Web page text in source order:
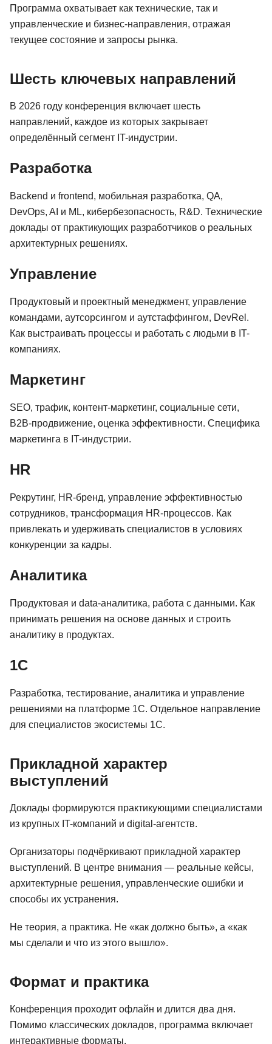
Программа охватывает как технические, так и
управленческие и бизнес-направления, отражая
текущее состояние и запросы рынка.
Шесть ключевых направлений
В 2026 году конференция включает шесть
направлений, каждое из которых закрывает
определённый сегмент IT-индустрии.
Разработка
Backend и frontend, мобильная разработка, QA,
DevOps, AI и ML, кибербезопасность, R&D. Технические
доклады от практикующих разработчиков о реальных
архитектурных решениях.
Управление
Продуктовый и проектный менеджмент, управление
командами, аутсорсингом и аутстаффингом, DevRel.
Как выстраивать процессы и работать с людьми в IT-
компаниях.
Маркетинг
SEO, трафик, контент-маркетинг, социальные сети,
B2B-продвижение, оценка эффективности. Специфика
маркетинга в IT-индустрии.
HR
Рекрутинг, HR-бренд, управление эффективностью
сотрудников, трансформация HR-процессов. Как
привлекать и удерживать специалистов в условиях
конкуренции за кадры.
Аналитика
Продуктовая и data-аналитика, работа с данными. Как
принимать решения на основе данных и строить
аналитику в продуктах.
1С
Разработка, тестирование, аналитика и управление
решениями на платформе 1С. Отдельное направление
для специалистов экосистемы 1С.
Прикладной характер
выступлений
Доклады формируются практикующими специалистами
из крупных IT-компаний и digital-агентств.
Организаторы подчёркивают прикладной характер
выступлений. В центре внимания — реальные кейсы,
архитектурные решения, управленческие ошибки и
способы их устранения.
Не теория, а практика. Не «как должно быть», а «как
мы сделали и что из этого вышло».
Формат и практика
Конференция проходит офлайн и длится два дня.
Помимо классических докладов, программа включает
интерактивные форматы.